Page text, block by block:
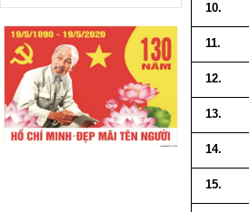
10.
11.
12.
13.
14.
15.